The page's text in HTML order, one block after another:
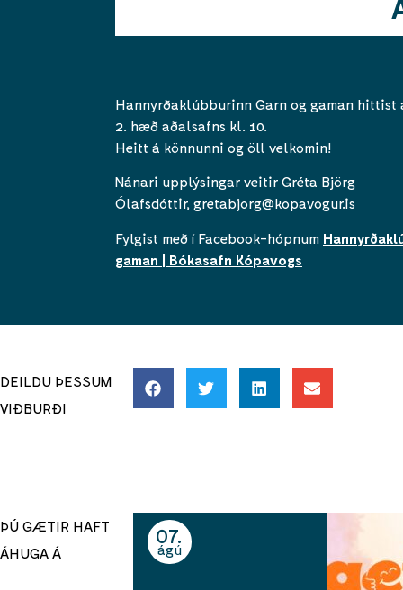
Hannyrðaklúbburinn Garn og gaman
2. hæð aðalsafns kl. 10.
Heitt á könnunni og öll velkomin!
Nánari upplýsingar veitir Gréta Björg
Ólafsdóttir, gretabjorg@kopavogur.is
Fylgist með í Facebook-hópnum
gaman | Bókasafn Kópavogs
DEILDU ÞESSUM
VIÐBURÐI
ÞÚ GÆTIR HAFT
ÁHUGA Á
07
ágú